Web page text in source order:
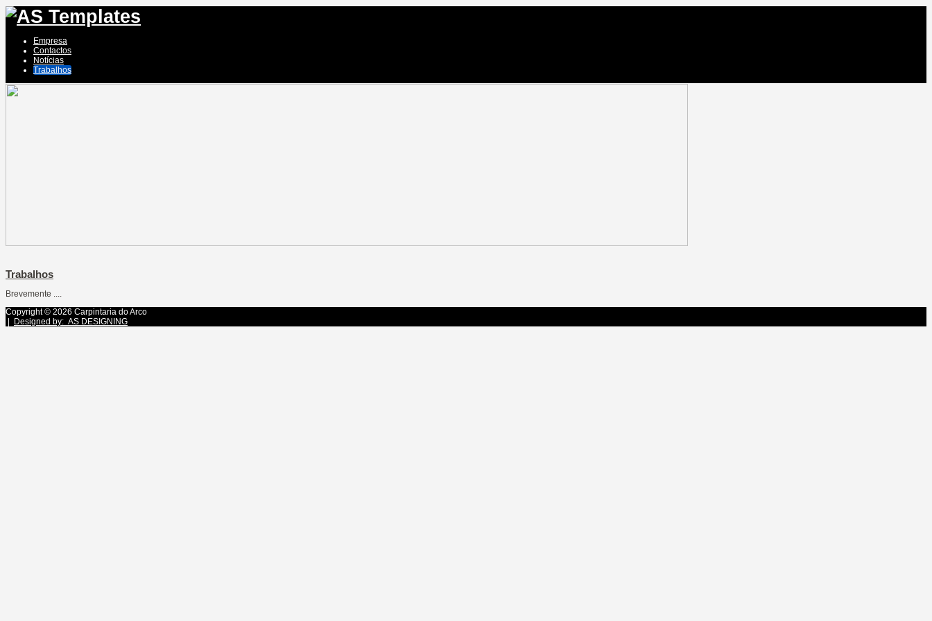
Empresa
Contactos
Notícias
Trabalhos
Trabalhos
Brevemente ....
Copyright © 2026 Carpintaria do Arco
| Designed by: AS DESIGNING